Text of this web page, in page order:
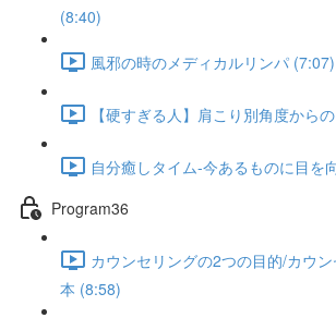
(8:40)
風邪の時のメディカルリンパ (7:07)
【硬すぎる人】肩こり別角度から
自分癒しタイム-今あるものに目を
Program36
カウンセリングの2つの目的/カウ
本 (8:58)